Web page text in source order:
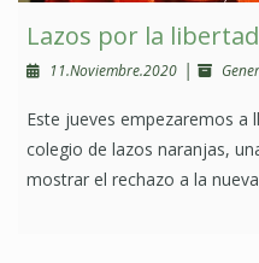
Lazos por la libertad
11.Noviembre.2020 |
Este jueves empezaremos a
colegio de lazos naranjas,
mostrar el rechazo a la